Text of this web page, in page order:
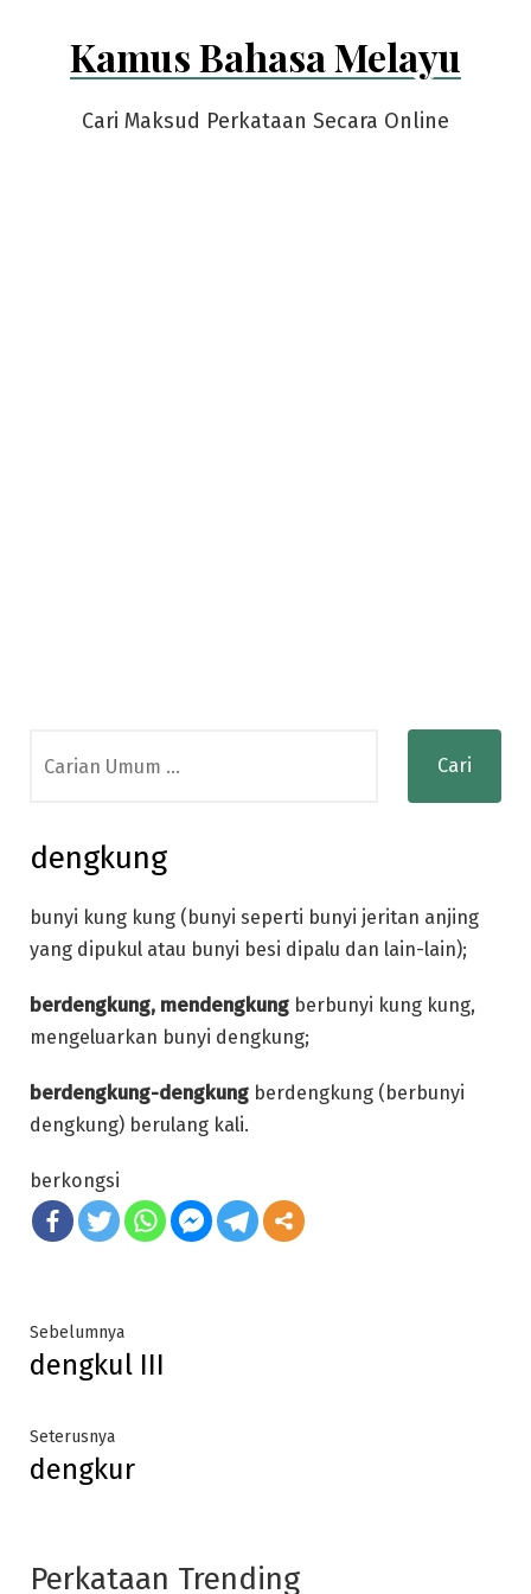
Kamus Bahasa Melayu
Cari Maksud Perkataan Secara Online
for:
dengkung
bunyi kung kung (bunyi seperti bunyi jeritan anjing
yang dipukul atau bunyi besi dipalu dan lain-lain);
berdengkung, mendengkung berbunyi kung kung,
mengeluarkan bunyi dengkung;
berdengkung-dengkung berdengkung (berbunyi
dengkung) berulang kali.
berkongsi
Post
navigation
SebelumnyaPrevious
post:
dengkul III
SeterusnyaNext
post:
dengkur
Perkataan Trending